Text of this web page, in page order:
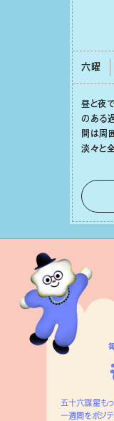
六曜
昼と夜
のある
間は周
淡々と
⾔葉に
レーキ
えが、
はずで
五十六謀星も
一週間をポジテ